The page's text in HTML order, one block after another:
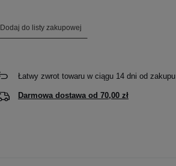
Dodaj do listy zakupowej
Łatwy zwrot towaru w ciągu 14dni od zakupu
Darmowa dostawa od 70,00 zł